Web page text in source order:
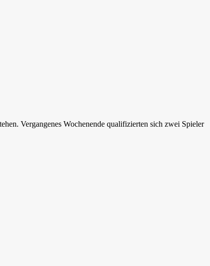
Vergangenes Wochenende qualifizierten sich zwei Spieler